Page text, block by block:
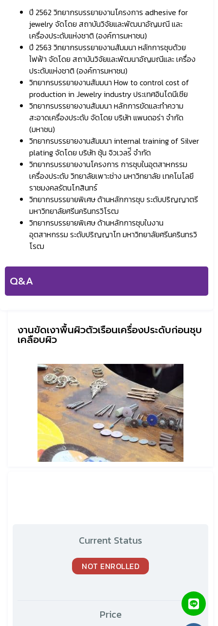
ปี 2562 วิทยากรบรรยายงานโครงการ adhesive for
jewelry จัดโดย สถาบันวิจัยและพัฒนาอัญมณี และ
เครื่องประดับแห่งชาติ (องค์การมหาชน)
ปี 2563 วิทยากรบรรยายงานสัมมนา หลักการชุบด้วย
ไฟฟ้า จัดโดย สถาบันวิจัยและพัฒนาอัญมณีและ เครื่อง
ประดับแห่งชาติ (องค์การมหาชน)
วิทยากรบรรยายงานสัมมนา How to control cost of
production in Jewelry industry ประเทศอินโดนีเซีย
วิทยากรบรรยายงานสัมมนา หลักการขัดและทําความ
สะอาดเครื่องประดับ จัดโดย บริษัท แพนดอร่า จํากัด
(มหาชน)
วิทยากรบรรยายงานสัมมนา internal training of Silver
plating จัดโดย บริษัท ชุ้น จิวเวลร่ี จํากัด
วิทยากรบรรยายงานโครงการ การชุบในอุตสาหกรรม
เครื่องประดับ วิทยาลัยเพาะช่าง มหาวิทยาลัย เทคโนโลยี
ราชมงคลรัตนโกสินทร์
วิทยากรบรรยายพิเศษ ด้านหลักการชุบ ระดับปริญญาตรี
มหาวิทยาลัยศรีนครินทรวิโรฒ
วิทยากรบรรยายพิเศษ ด้านหลักการชุบในงาน
อุตสาหกรรม ระดับปริญญาโท มหาวิทยาลัยศรีนครินทรวิ
โรฒ
Q&A
งานขัดเงาพื้นผิวตัวเรือนเครื่องประดับก่อนชุบ
เคลือบผิว
Current Status
NOT ENROLLED
Price